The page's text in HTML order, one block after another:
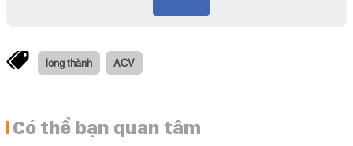
long thành ACV
Có thể bạn quan tâm